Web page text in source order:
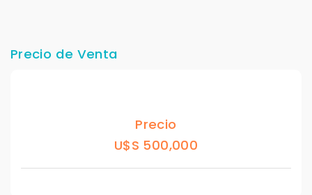
Precio de Venta
Precio
U$S 500,000